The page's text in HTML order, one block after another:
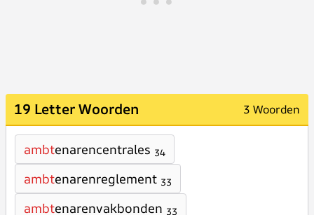
19 Letter Woorden 3 Woorden
ambtenarencentrales 34
ambtenarenreglement 33
ambtenarenvakbonden 33